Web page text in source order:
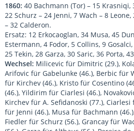
1860: 40 Bachmann (Tor) – 15 Krasniqi,
22 Schurz – 24 Jenni, 7 Wach – 8
– 32 Calderon.
Ersatz: 12 Erkocaoglan, 34 Musa, 45
Estermann, 4 Fodor, 5 Collins, 9
25 Tekin, 28 Garza, 30 Saric, 36 Porta,
Wechsel: Milicevic für Dimitric (29.),
Arifovic für Gabelunke (46.), Berbic für
für Kirchev (46.), Kristo für Cosentino
(46.), Yildirim für Ciarlesi (46.),
Kirchev für A. Sefidanoski (77.), Ciarlesi
für Jenni (46.), Musa für Bachmann
Fiedler für Schurz (56.), Grancay für